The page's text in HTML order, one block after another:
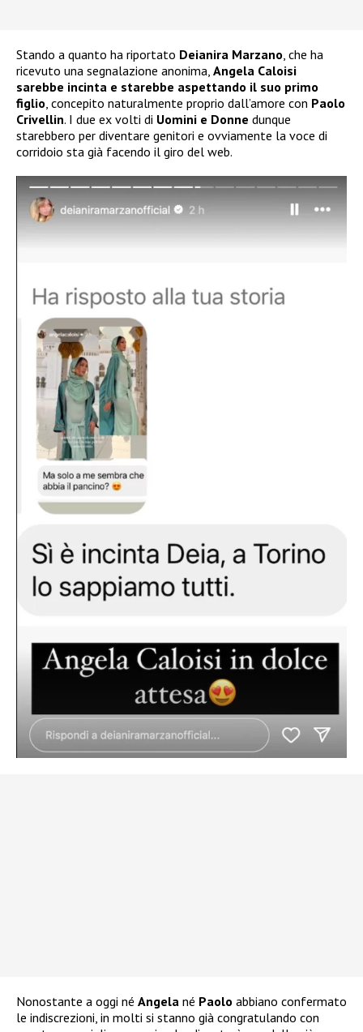
Stando a quanto ha riportato Deianira Marzano, che ha
ricevuto una segnalazione anonima, Angela Caloisi
sarebbe incinta e starebbe aspettando il suo primo
figlio, concepito naturalmente proprio dall’amore con Paolo
Crivellin. I due ex volti di Uomini e Donne dunque
starebbero per diventare genitori e ovviamente la voce di
corridoio sta già facendo il giro del web.
Nonostante a oggi né Angela né Paolo abbiano confermato
le indiscrezioni, in molti si stanno già congratulando con